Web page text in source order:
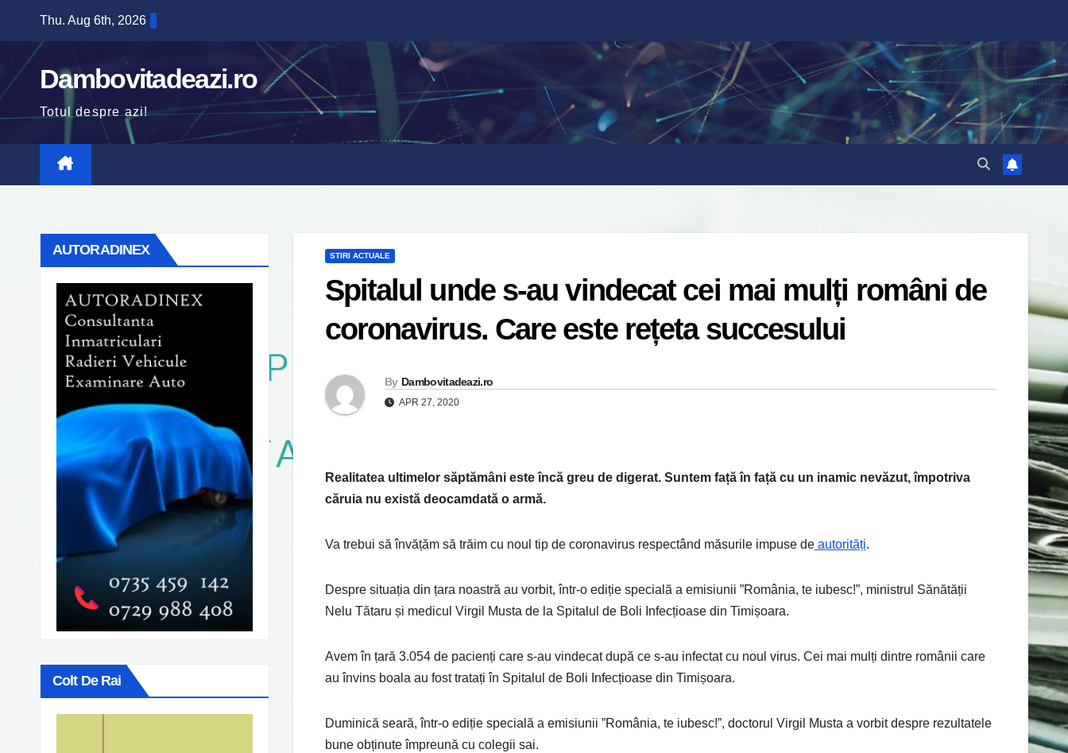
content
Thu. Aug 6th, 2026
Dambovitadeazi.ro
Totul despre azi!
AUTORADINEX
Colt De Rai
STIRI ACTUALE
Spitalul unde s-au vindecat cei mai mulți români de
coronavirus. Care este rețeta succesului
By Dambovitadeazi.ro
APR 27, 2020
Realitatea ultimelor săptămâni este încă greu de digerat. Suntem față în față cu un inamic nevăzut, împotriva
căruia nu există deocamdată o armă.
Va trebui să învățăm să trăim cu noul tip de coronavirus respectând măsurile impuse deautorități.
Despre situația din țara noastră au vorbit, într-o ediție specială a emisiunii ”România, te iubesc!”, ministrul Sănătății
Nelu Tătaru și medicul Virgil Musta de la Spitalul de Boli Infecțioase din Timișoara.
Avem în țară 3.054 de pacienți care s-au vindecat după ce s-au infectat cu noul virus. Cei mai mulți dintre românii care
au învins boala au fost tratați în Spitalul de Boli Infecțioase din Timișoara.
Duminică seară, într-o ediție specială a emisiunii ”România, te iubesc!”, doctorul Virgil Musta a vorbit despre rezultatele
bune obținute împreună cu colegii sai.